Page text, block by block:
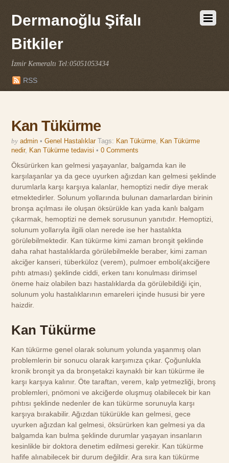
Dermanoğlu Şifalı
Bitkiler
İzmir Kemeraltı Tel:05051053434
RSS
Kan Tükürme
by admin • Genel Hastalıklar Tags: Kan Tükürme, Kan Tükürme
nedir, Kan Tükürme tedavisi •0 Comments
Öksürürken kan gelmesi yaşayanlar, balgamda kan ile
karşılaşanlar ya da gece uyurken ağızdan kan gelmesi şeklinde
durumlarla karşı karşıya kalanlar, hemoptizi nedir diye merak
etmektedirler. Solunum yollarında bulunan damarlardan birinin
bronşa açılması ile oluşan öksürükle kan yada kanlı balgam
çıkarmak, hemoptizi ne demek sorusunun yanıtıdır. Hemoptizi,
solunum yollarıyla ilgili olan nerede ise her hastalıkta
görülebilmektedir. Kan tükürme kimi zaman bronşit şeklinde
daha rahat hastalıklarda görülebilmekle beraber, kimi zaman
akciğer kanseri, tüberküloz (verem), pulmoer emboli(akciğere
pıhtı atması) şeklinde ciddi, erken tanı konulması dirimsel
öneme haiz olabilen bazı hastalıklarda da görülebildiği için,
solunum yolu hastalıklarının emareleri içinde hususi bir yere
haizdir.
Kan Tükürme
Kan tükürme genel olarak solunum yolunda yaşanmış olan
problemlerin bir sonucu olarak karşımıza çıkar. Çoğunlukla
kronik bronşit ya da bronşetakzi kaynaklı bir kan tükürme ile
karşı karşıya kalınır. Öte taraftan, verem, kalp yetmezliği, bronş
problemleri, pnömoni ve akciğerde oluşmuş olabilecek bir kan
pıhtısı şeklinde nedenler de kan tükürme sorunuyla karşı
karşıya bırakabilir. Ağızdan tükürükle kan gelmesi, gece
uyurken ağızdan kal gelmesi, öksürürken kan gelmesi ya da
balgamda kan bulma şeklinde durumlar yaşayan insanların
kesinlikle bir doktora denetim edilmesi gerekir. Kan tükürme
hafife alınabilecek bir durum değildir. Ara sıra kan tükürme